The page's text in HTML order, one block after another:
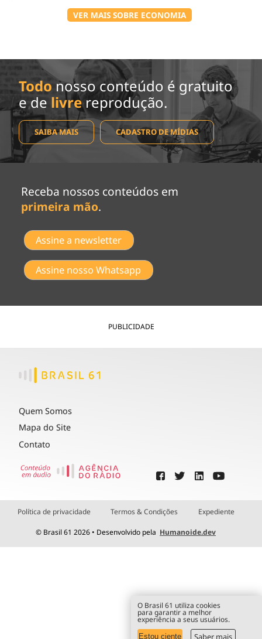
VER MAIS SOBRE ECONOMIA
Todo nosso conteúdo é gratuito
e de livrereprodução.
SAIBA MAIS CADASTRO DE MÍDIAS
Receba nossos conteúdos em
primeira mão.
Assine a newsletter
Assine nosso Whatsapp
PUBLICIDADE
Quem Somos
Mapa do Site
Contato
Política de privacidade Termos & Condições Expediente
© Brasil 61 2026 • Desenvolvido pela Humanoide.dev
O Brasil 61 utiliza cookies
para garantir a melhor
experiência a seus usuários.
Estou ciente